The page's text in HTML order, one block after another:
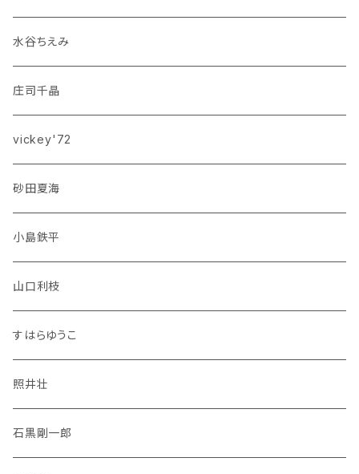
水谷ちえみ
庄司千晶
vickey'72
砂田夏海
小島鉄平
山口利枝
すはらゆうこ
照井壮
石黒剛一郎